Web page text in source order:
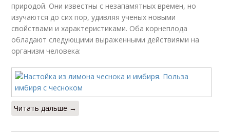
природой. Они известны с незапамятных времен, но
изучаются до сих пор, удивляя ученых новыми
свойствами и характеристиками. Оба корнеплода
обладают следующими выраженными действиями на
организм человека:
Читать дальше →